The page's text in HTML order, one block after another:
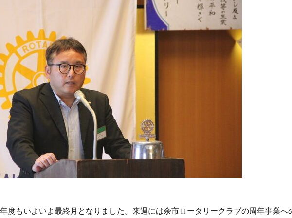
度もいよいよ最終月となりました。来週には余市ロータリークラブの周年事業へ